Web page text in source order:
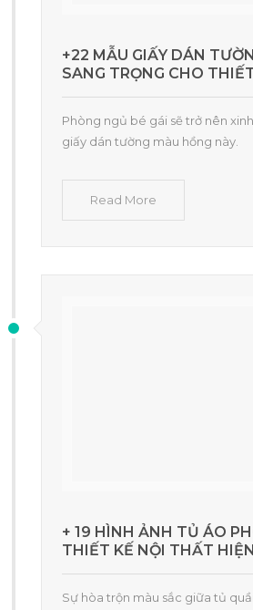
+22 MẪU GIẤY DÁN
SANG TRỌNG CHO
Phòng ngủ bé gái sẽ trở nên
giấy dán tường màu hồng này.
Read More
+ 19 HÌNH ẢNH TỦ ÁO
THIẾT KẾ NỘI THẤT
Sự hòa trộn màu sắc giữa tủ